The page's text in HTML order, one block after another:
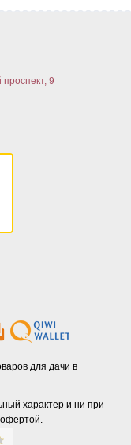
проспект, 9
для дачи в
характер и ни при
офертой.